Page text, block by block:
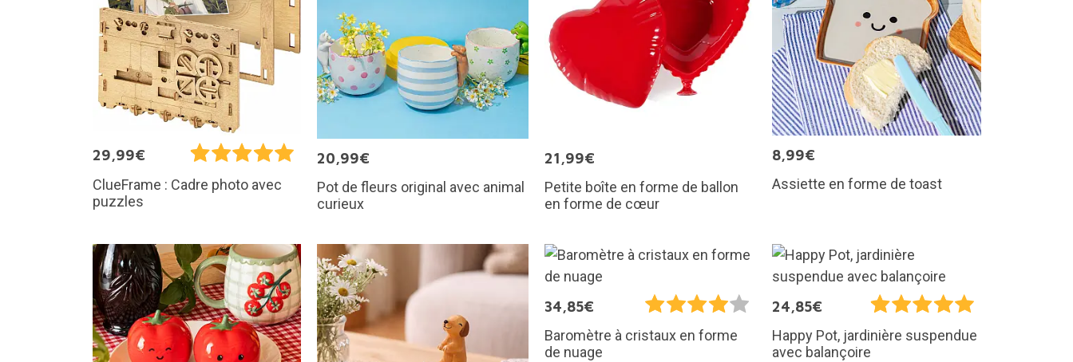
29,99€
ClueFrame : Cadre photo avec
puzzles
20,99€
Pot de fleurs original avec animal
curieux
21,99€
Petite boîte en forme de ballon
en forme de cœur
8,99€
Assiette en forme de toast
34,85€
Baromètre à cristaux en forme
de nuage
24,85€
Happy Pot, jardinière suspendue
avec balançoire